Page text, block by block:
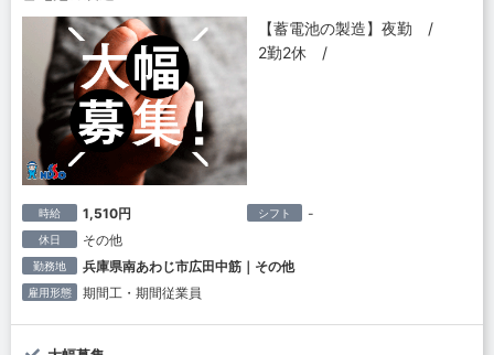
【蓄電池の製造】夜勤 /
2勤2休 /
時給 1,510円 シフト -
休日 その他
勤務地 兵庫県南あわじ市広田中筋｜その他
雇用形態 期間工・期間従業員